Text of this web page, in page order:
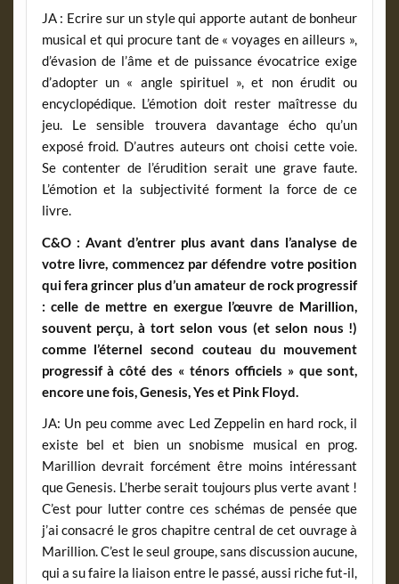
JA : Ecrire sur un style qui apporte autant de bonheur
musical et qui procure tant de « voyages en ailleurs »,
d’évasion de l’âme et de puissance évocatrice exige
d’adopter un « angle spirituel », et non érudit ou
encyclopédique. L’émotion doit rester maîtresse du
jeu. Le sensible trouvera davantage écho qu’un
exposé froid. D’autres auteurs ont choisi cette voie.
Se contenter de l’érudition serait une grave faute.
L’émotion et la subjectivité forment la force de ce
livre.
C&O : Avant d’entrer plus avant dans l’analyse de
votre livre, commencez par défendre votre position
qui fera grincer plus d’un amateur de rock progressif
: celle de mettre en exergue l’œuvre de Marillion,
souvent perçu, à tort selon vous (et selon nous !)
comme l’éternel second couteau du mouvement
progressif à côté des « ténors officiels » que sont,
encore une fois, Genesis, Yes et Pink Floyd.
JA: Un peu comme avec Led Zeppelin en hard rock, il
existe bel et bien un snobisme musical en prog.
Marillion devrait forcément être moins intéressant
que Genesis. L’herbe serait toujours plus verte avant !
C’est pour lutter contre ces schémas de pensée que
j’ai consacré le gros chapitre central de cet ouvrage à
Marillion. C’est le seul groupe, sans discussion aucune,
qui a su faire la liaison entre le passé, aussi riche fut-il,